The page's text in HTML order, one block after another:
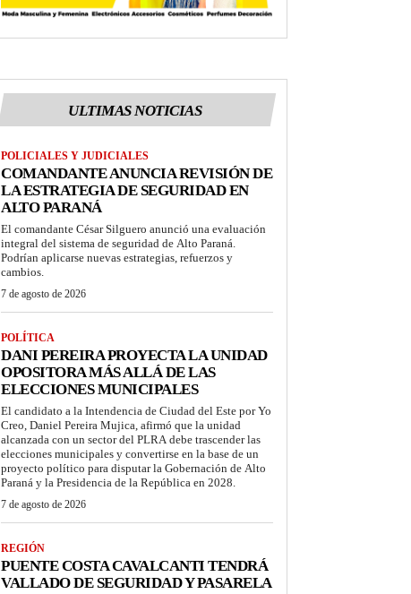
ULTIMAS NOTICIAS
POLICIALES Y JUDICIALES
COMANDANTE ANUNCIA REVISIÓN DE
LA ESTRATEGIA DE SEGURIDAD EN
ALTO PARANÁ
El comandante César Silguero anunció una evaluación
integral del sistema de seguridad de Alto Paraná.
Podrían aplicarse nuevas estrategias, refuerzos y
cambios.
7 de agosto de 2026
POLÍTICA
DANI PEREIRA PROYECTA LA UNIDAD
OPOSITORA MÁS ALLÁ DE LAS
ELECCIONES MUNICIPALES
El candidato a la Intendencia de Ciudad del Este por Yo
Creo, Daniel Pereira Mujica, afirmó que la unidad
alcanzada con un sector del PLRA debe trascender las
elecciones municipales y convertirse en la base de un
proyecto político para disputar la Gobernación de Alto
Paraná y la Presidencia de la República en 2028.
7 de agosto de 2026
REGIÓN
PUENTE COSTA CAVALCANTI TENDRÁ
VALLADO DE SEGURIDAD Y PASARELA